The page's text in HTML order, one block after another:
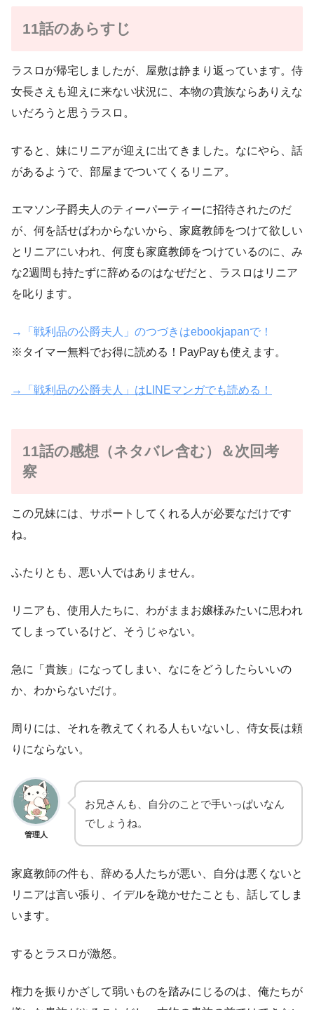
11話のあらすじ
ラスロが帰宅しましたが、屋敷は静まり返っています。侍
女長さえも迎えに来ない状況に、本物の貴族ならありえな
いだろうと思うラスロ。
すると、妹にリニアが迎えに出てきました。なにやら、話
があるようで、部屋までついてくるリニア。
エマソン子爵夫人のティーパーティーに招待されたのだ
が、何を話せばわからないから、家庭教師をつけて欲しい
とリニアにいわれ、何度も家庭教師をつけているのに、み
な2週間も持たずに辞めるのはなぜだと、ラスロはリニア
を叱ります。
→「戦利品の公爵夫人」のつづきはebookjapanで！
※タイマー無料でお得に読める！PayPayも使えます。
→「戦利品の公爵夫人」はLINEマンガでも読める！
11話の感想（ネタバレ含む）＆次回考
察
この兄妹には、サポートしてくれる人が必要なだけです
ね。
ふたりとも、悪い人ではありません。
リニアも、使用人たちに、わがままお嬢様みたいに思われ
てしまっているけど、そうじゃない。
急に「貴族」になってしまい、なにをどうしたらいいの
か、わからないだけ。
周りには、それを教えてくれる人もいないし、侍女長は頼
りにならない。
管理人
お兄さんも、自分のことで手いっぱいなん
でしょうね。
家庭教師の件も、辞める人たちが悪い、自分は悪くないと
リニアは言い張り、イデルを跪かせたことも、話してしま
います。
するとラスロが激怒。
権力を振りかざして弱いものを踏みにじるのは、俺たちが